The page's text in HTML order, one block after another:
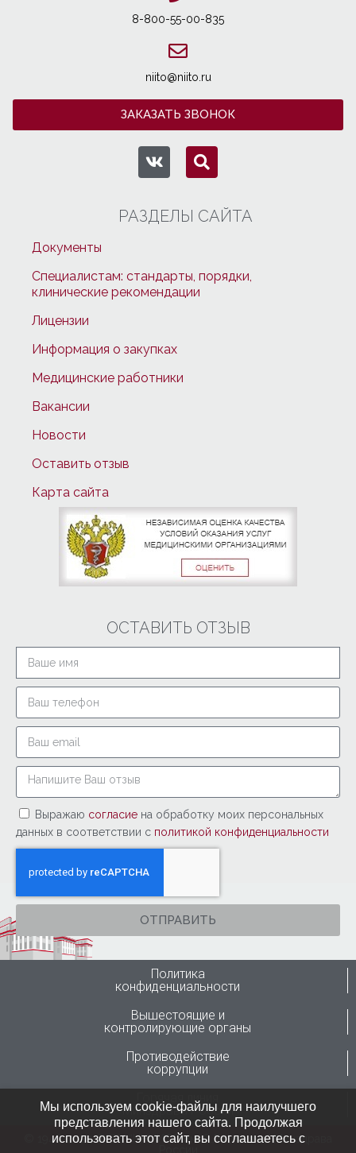
8-800-55-00-835
niito@niito.ru
ЗАКАЗАТЬ ЗВОНОК
РАЗДЕЛЫ САЙТА
Документы
Специалистам: стандарты, порядки,
клинические рекомендации
Лицензии
Информация о закупках
Медицинские работники
Вакансии
Новости
Оставить отзыв
Карта сайта
ОСТАВИТЬ ОТЗЫВ
Выражаю согласие на обработку моих персональных
данных в соответствии с политикой конфиденциальности
ОТПРАВИТЬ
Политика
конфиденциальности
Вышестоящие и
контролирующие органы
Противодействие
коррупции
Горячая линия
Минздрава России
© 1946-2024 ФГБУ “ННИИТО им. Я.Л.Цивьяна” Минздрава
Мы используем cookie-файлы для наилучшего
представления нашего сайта. Продолжая
использовать этот сайт, вы соглашаетесь с